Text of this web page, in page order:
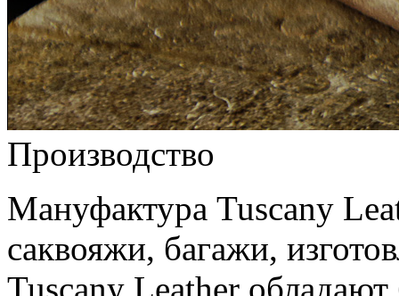
Производство
Мануфактура Tuscany
саквояжи, багажи,
Tuscany Leather